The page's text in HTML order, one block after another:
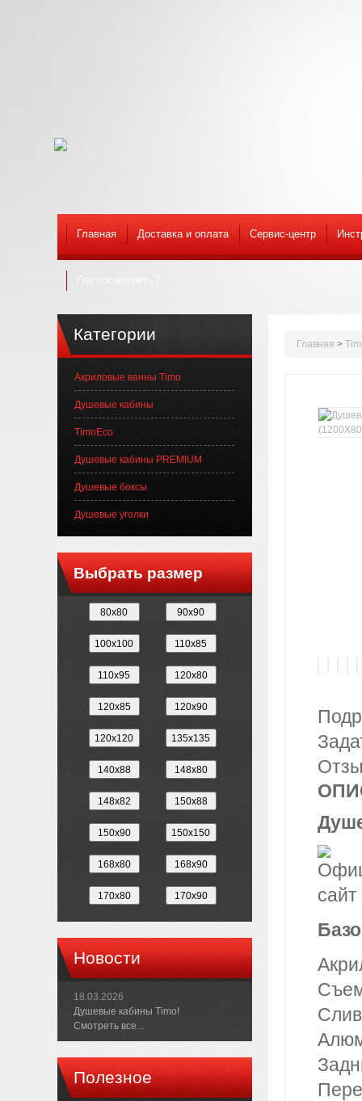
Главная Доставка и оплата Сервис-центр
Главная >
Категории
Акриловые ванны Timo
Душевые кабины
TimoEco
Душевые кабины PREMIUM
Душевые боксы
Душевые уголки
Выбрать размер
Новости
18.03.2026
Душевые кабины Timo!
Смотреть все...
Полезное